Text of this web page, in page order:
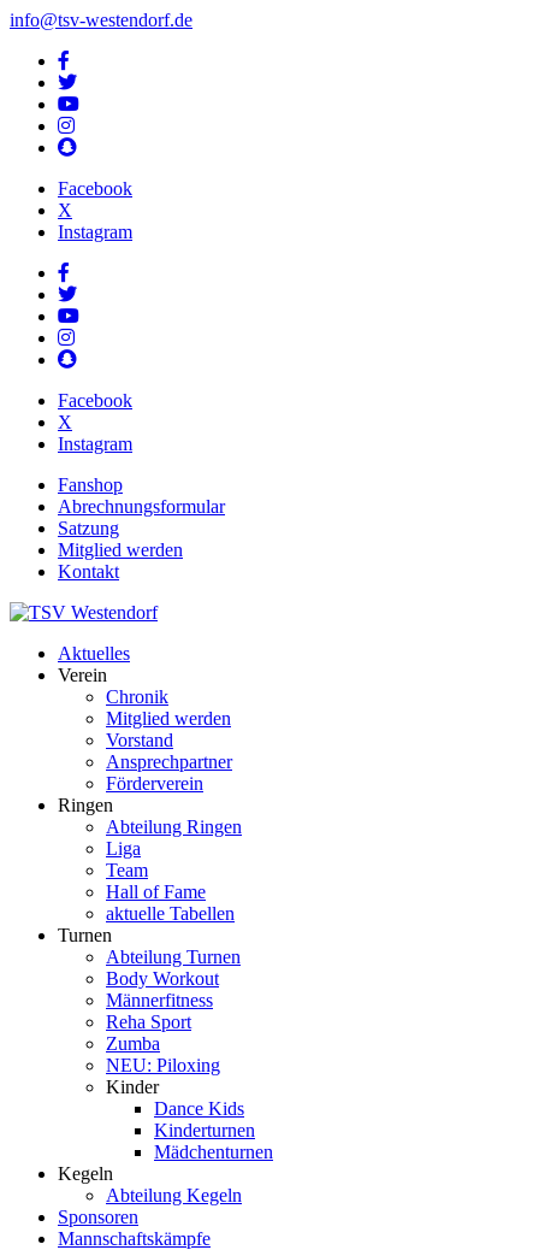
info@tsv-westendorf.de
Facebook
X
Instagram
Facebook
X
Instagram
Fanshop
Abrechnungsformular
Satzung
Mitglied werden
Kontakt
Aktuelles
Verein
Chronik
Mitglied werden
Vorstand
Ansprechpartner
Förderverein
Ringen
Abteilung Ringen
Liga
Team
Hall of Fame
aktuelle Tabellen
Turnen
Abteilung Turnen
Body Workout
Männerfitness
Reha Sport
Zumba
NEU: Piloxing
Kinder
Dance Kids
Kinderturnen
Mädchenturnen
Kegeln
Abteilung Kegeln
Sponsoren
Mannschaftskämpfe